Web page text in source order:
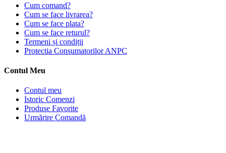
Cum comand?
Cum se face livrarea?
Cum se face plata?
Cum se face returul?
Termeni și condiții
Protectia Consumatorilor ANPC
Contul Meu
Contul meu
Istoric Comenzi
Produse Favorite
Urmărire Comandă